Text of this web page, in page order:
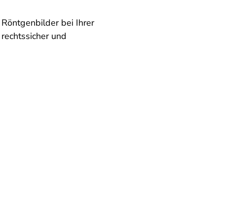
bei Ihrer
und